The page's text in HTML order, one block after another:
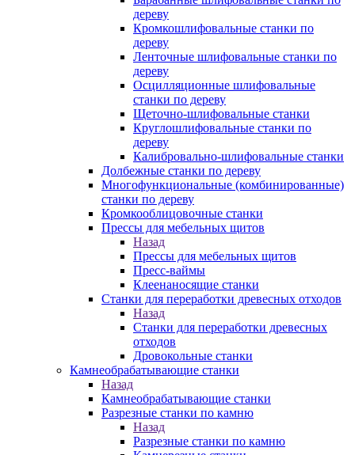
дереву
Кромкошлифовальные станки по
дереву
Ленточные шлифовальные станки по
дереву
Осцилляционные шлифовальные
станки по дереву
Щеточно-шлифовальные станки
Круглошлифовальные станки по
дереву
Калибровально-шлифовальные станки
Долбежные станки по дереву
Многофункциональные (комбинированные)
станки по дереву
Кромкооблицовочные станки
Прессы для мебельных щитов
Назад
Прессы для мебельных щитов
Пресс-ваймы
Клеенаносящие станки
Станки для переработки древесных отходов
Назад
Станки для переработки древесных
отходов
Дровокольные станки
Камнеобрабатывающие станки
Назад
Камнеобрабатывающие станки
Разрезные станки по камню
Назад
Разрезные станки по камню